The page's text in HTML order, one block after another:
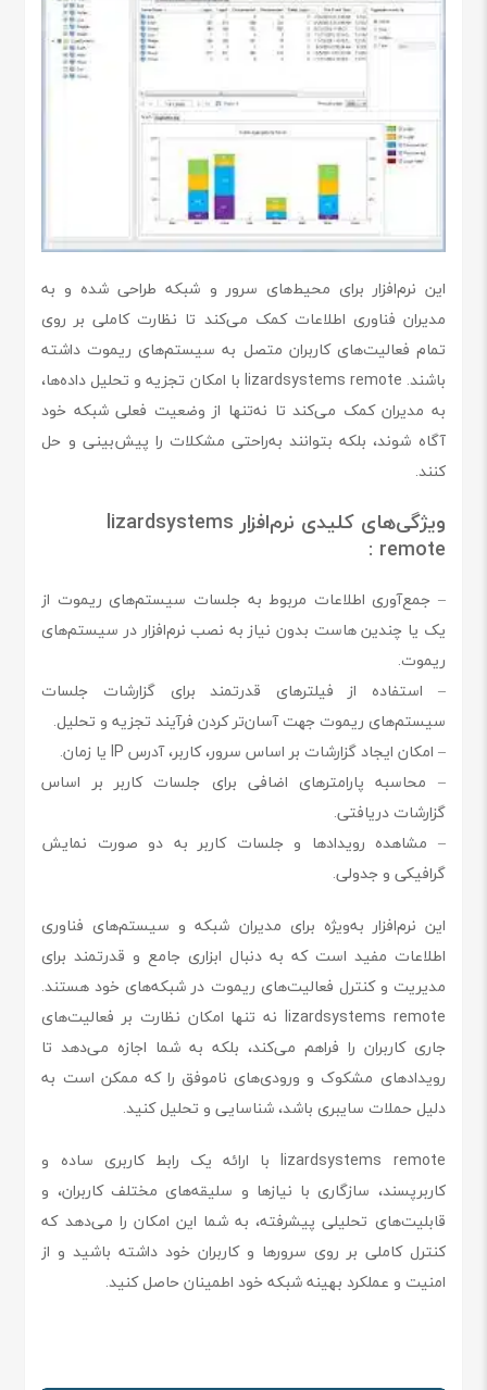
این نرم‌افزار برای محیط‌های سرور و شبکه طراحی شده و به
مدیران فناوری اطلاعات کمک می‌کند تا نظارت کاملی بر روی
تمام فعالیت‌های کاربران متصل به سیستم‌های ریموت داشته
باشند. lizardsystems remote با امکان تجزیه و تحلیل داده‌ها،
به مدیران کمک می‌کند تا نه‌تنها از وضعیت فعلی شبکه خود
آگاه شوند، بلکه بتوانند به‌راحتی مشکلات را پیش‌بینی و حل
کنند.
ویژگی‌های کلیدی نرم‌افزار lizardsystems
remote :
– جمع‌آوری اطلاعات مربوط به جلسات سیستم‌های ریموت از
یک یا چندین هاست بدون نیاز به نصب نرم‌افزار در سیستم‌های
ریموت.
– استفاده از فیلترهای قدرتمند برای گزارشات جلسات
سیستم‌های ریموت جهت آسان‌تر کردن فرآیند تجزیه و تحلیل.
– امکان ایجاد گزارشات بر اساس سرور، کاربر، آدرس IP یا زمان.
– محاسبه پارامترهای اضافی برای جلسات کاربر بر اساس
گزارشات دریافتی.
– مشاهده رویدادها و جلسات کاربر به دو صورت نمایش
گرافیکی و جدولی.
این نرم‌افزار به‌ویژه برای مدیران شبکه و سیستم‌های فناوری
اطلاعات مفید است که به دنبال ابزاری جامع و قدرتمند برای
مدیریت و کنترل فعالیت‌های ریموت در شبکه‌های خود هستند.
lizardsystems remote نه تنها امکان نظارت بر فعالیت‌های
جاری کاربران را فراهم می‌کند، بلکه به شما اجازه می‌دهد تا
رویدادهای مشکوک و ورودی‌های ناموفق را که ممکن است به
دلیل حملات سایبری باشد، شناسایی و تحلیل کنید.
lizardsystems remote با ارائه یک رابط کاربری ساده و
کاربرپسند، سازگاری با نیازها و سلیقه‌های مختلف کاربران، و
قابلیت‌های تحلیلی پیشرفته، به شما این امکان را می‌دهد که
کنترل کاملی بر روی سرورها و کاربران خود داشته باشید و از
امنیت و عملکرد بهینه شبکه خود اطمینان حاصل کنید.